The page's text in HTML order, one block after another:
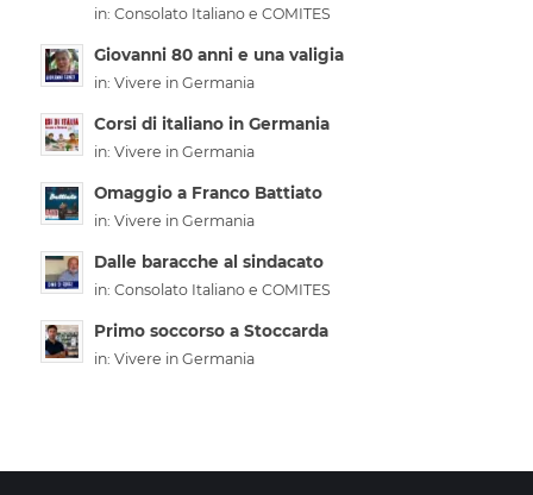
in: Consolato Italiano e COMITES
Giovanni 80 anni e una valigia
in: Vivere in Germania
Corsi di italiano in Germania
in: Vivere in Germania
Omaggio a Franco Battiato
in: Vivere in Germania
Dalle baracche al sindacato
in: Consolato Italiano e COMITES
Primo soccorso a Stoccarda
in: Vivere in Germania